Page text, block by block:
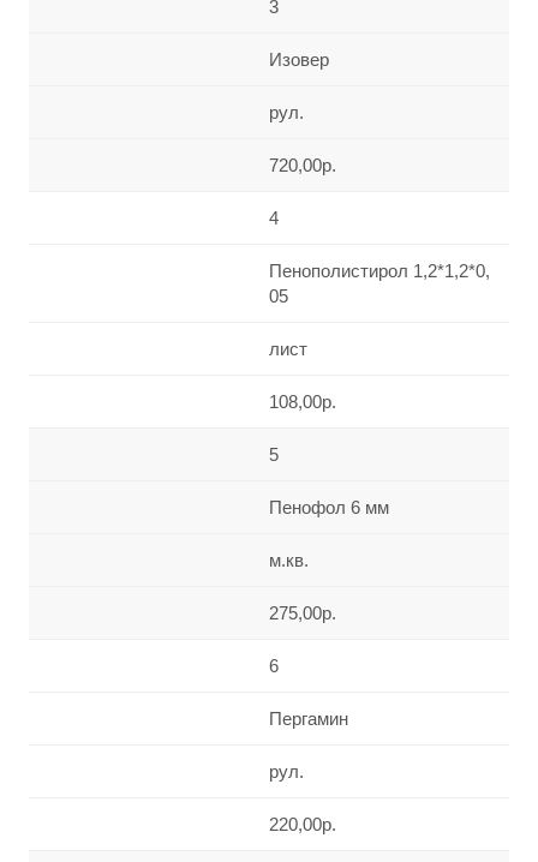
3
Изовер
рул.
720,00р.
4
Пенополистирол 1,2*1,2*0,
05
лист
108,00р.
5
Пенофол 6 мм
м.кв.
275,00р.
6
Пергамин
рул.
220,00р.